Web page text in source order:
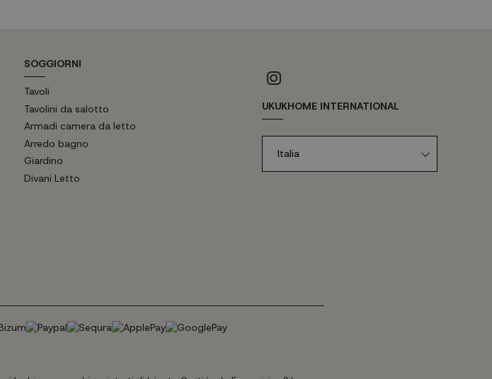
SOGGIORNI
Tavoli
Tavolini da salotto
Armadi camera da letto
Arredo bagno
Giardino
Divani Letto
UKUKHOME INTERNATIONAL
Italia